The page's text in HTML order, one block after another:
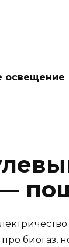
освещение
биогаз,